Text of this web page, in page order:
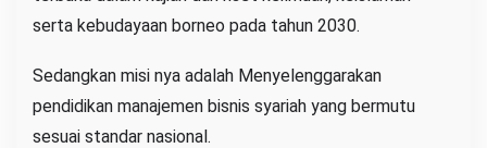
serta kebudayaan borneo pada tahun 2030.
Sedangkan misi nya adalah Menyelenggarakan
pendidikan manajemen bisnis syariah yang bermutu
sesuai standar nasional.